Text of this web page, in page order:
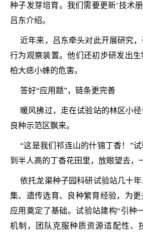
种子发芽培育。我们需要更新‘技术
吕东介绍。
近年来，吕东牵头对此开展研究
行为观察装置。他们还初步研发出
柏大痣小蜂的危害。
答好“应用题”，链条更完善
暖风拂过，走在试验站的林区小
良种示范区飘来。
“这是我们祁连山的什锦丁香！”
到半人高的丁香花田里，放眼望去，
依托龙渠种子园科研试验站几十
集、遗传选育、良种繁育经验，为
应用奠定了基础。试验站建构“引种
机制，团队克服种质资源适配性、